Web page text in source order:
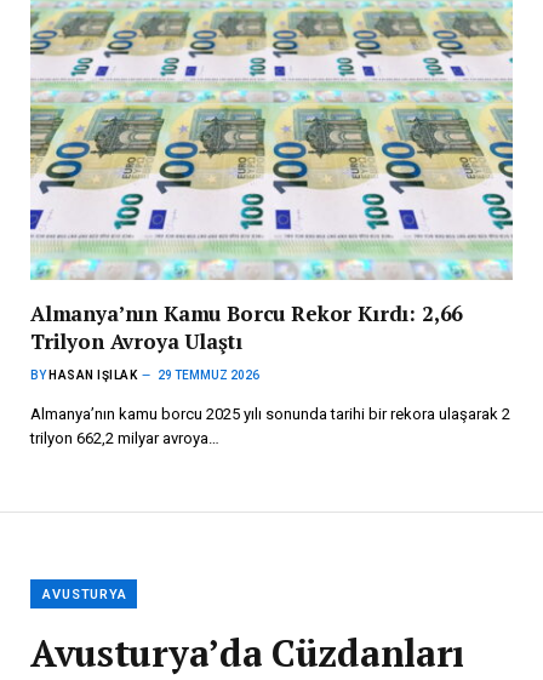
Almanya’nın Kamu Borcu Rekor Kırdı: 2,66
Trilyon Avroya Ulaştı
BY HASAN IŞILAK 29 TEMMUZ 2026
Almanya’nın kamu borcu 2025 yılı sonunda tarihi bir rekora ulaşarak 2
trilyon 662,2 milyar avroya…
AVUSTURYA
Avusturya’da Cüzdanları